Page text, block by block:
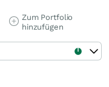
Zum Portfolio
hinzufügen